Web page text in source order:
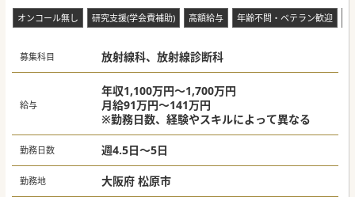
ております。
■2025年12月頃にスタッフ研修を予定しておりますので、
#秋入職可
オンコール無し 研究支援(学会費補助) 高額給与 年齢不問・ベテラン歓迎
募集科目 放射線科、放射線診断科
給与
年収1,100万円～1,700万円
月給91万円～141万円
※勤務日数、経験やスキルによって異なる
勤務日数 週4.5日～5日
勤務地 大阪府 松原市